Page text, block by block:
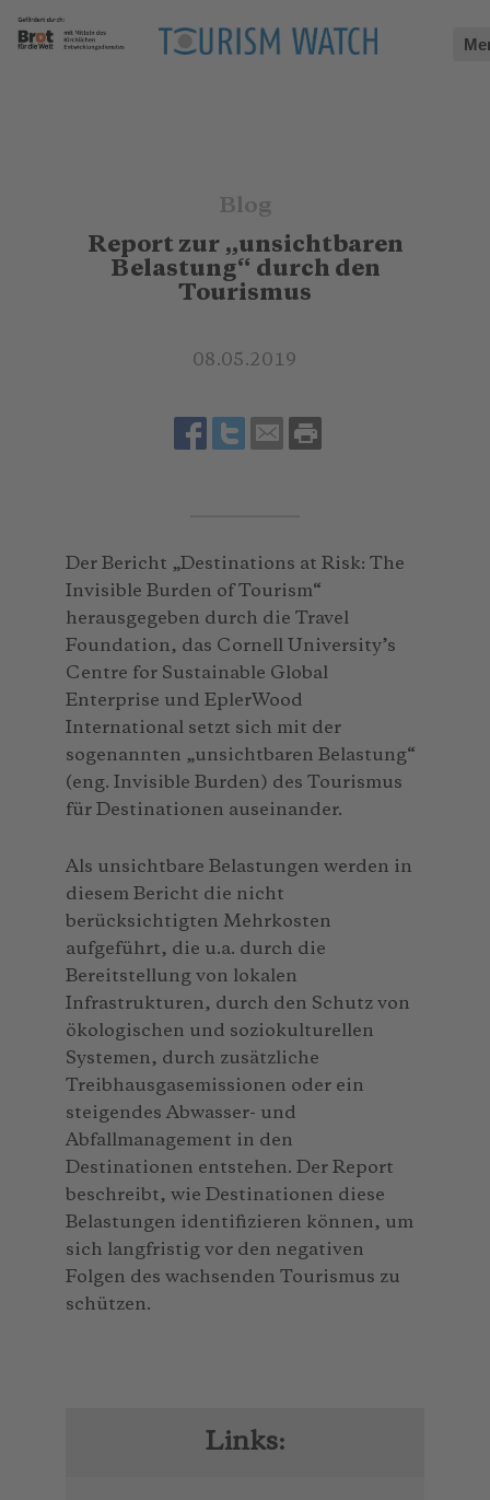
Blog
Report zur „unsichtbaren
Belastung“ durch den
Tourismus
08.05.2019
Der Bericht „Destinations at Risk: The
Invisible Burden of Tourism“
herausgegeben durch die Travel
Foundation, das Cornell University’s
Centre for Sustainable Global
Enterprise und EplerWood
International setzt sich mit der
sogenannten „unsichtbaren Belastung“
(eng. Invisible Burden) des Tourismus
für Destinationen auseinander.
Als unsichtbare Belastungen werden in
diesem Bericht die nicht
berücksichtigten Mehrkosten
aufgeführt, die u.a. durch die
Bereitstellung von lokalen
Infrastrukturen, durch den Schutz von
ökologischen und soziokulturellen
Systemen, durch zusätzliche
Treibhausgasemissionen oder ein
steigendes Abwasser- und
Abfallmanagement in den
Destinationen entstehen. Der Report
beschreibt, wie Destinationen diese
Belastungen identifizieren können, um
sich langfristig vor den negativen
Folgen des wachsenden Tourismus zu
schützen.
Links: